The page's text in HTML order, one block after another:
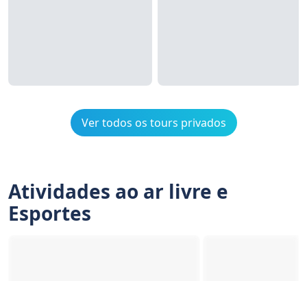
Ver todos os tours privados
Atividades ao ar livre e
Esportes